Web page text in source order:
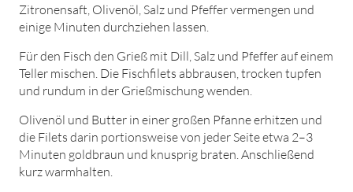
Zitronensaft, Olivenöl, Salz und Pfeffer vermengen und
einige Minuten durchziehen lassen.
Für den Fisch den Grieß mit Dill, Salz und Pfeffer auf einem
Teller mischen. Die Fischfilets abbrausen, trocken tupfen
und rundum in der Grießmischung wenden.
Olivenöl und Butter in einer großen Pfanne erhitzen und
die Filets darin portionsweise von jeder Seite etwa 2–3
Minuten goldbraun und knusprig braten. Anschließend
kurz warmhalten.